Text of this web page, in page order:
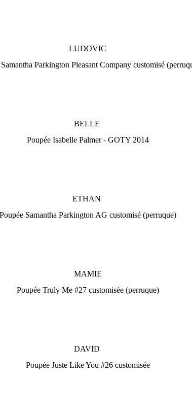
LUDOVIC
Parkington Pleasant Company customisé
BELLE
Poupée Isabelle Palmer - GOTY 2014
ETHAN
Poupée Samantha Parkington AG customisé (perruque)
MAMIE
Poupée Truly Me #27 customisée (perruque)
DAVID
Poupée Juste Like You #26 customisée